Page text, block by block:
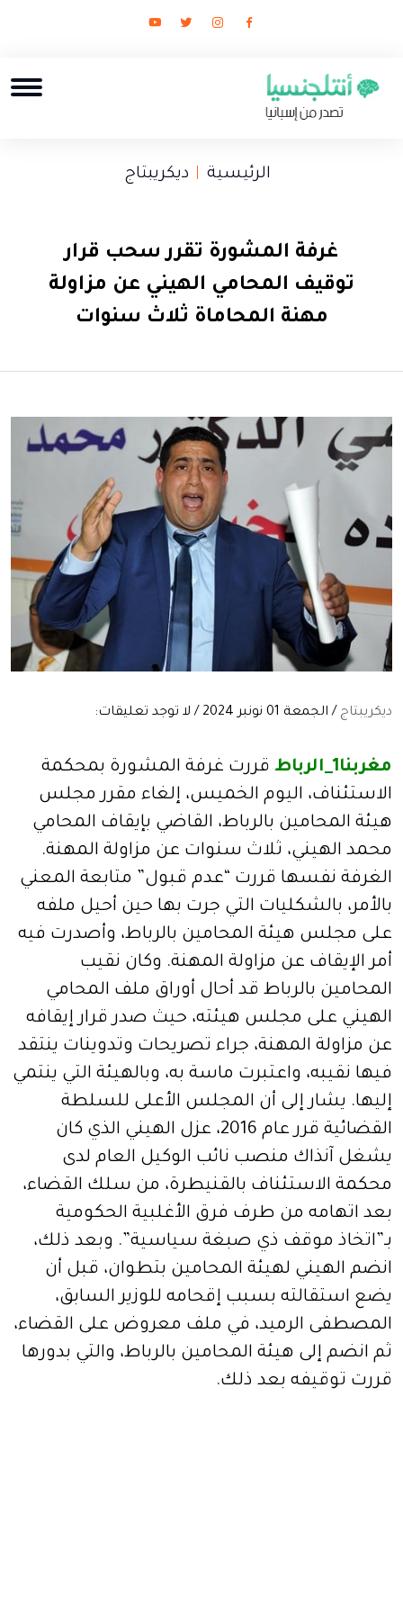
الرئيسية ديكريبتاج
غرفة المشورة تقرر سحب قرار
توقيف المحامي الهيني عن مزاولة
مهنة المحاماة ثلاث سنوات
ديكريبتاج / الجمعة 01 نونبر 2024 / لا توجد تعليقات:
مغربنا1_الرباط
قررت غرفة المشورة بمحكمة
الاستئناف، اليوم الخميس، إلغاء مقرر مجلس
هيئة المحامين بالرباط، القاضي بإيقاف المحامي
محمد الهيني، ثلاث سنوات عن مزاولة المهنة.
الغرفة نفسها قررت “عدم قبول” متابعة المعني
بالأمر، بالشكليات التي جرت بها حين أحيل ملفه
على مجلس هيئة المحامين بالرباط، وأصدرت فيه
أمر الإيقاف عن مزاولة المهنة. وكان نقيب
المحامين بالرباط قد أحال أوراق ملف المحامي
الهيني على مجلس هيئته، حيث صدر قرار إيقافه
عن مزاولة المهنة، جراء تصريحات وتدوينات ينتقد
فيها نقيبه، واعتبرت ماسة به، وبالهيئة التي ينتمي
إليها. يشار إلى أن المجلس الأعلى للسلطة
القضائية قرر عام 2016، عزل الهيني الذي كان
يشغل آنذاك منصب نائب الوكيل العام لدى
محكمة الاستئناف بالقنيطرة، من سلك القضاء،
بعد اتهامه من طرف فرق الأغلبية الحكومية
بـ”اتخاذ موقف ذي صبغة سياسية”. وبعد ذلك،
انضم الهيني لهيئة المحامين بتطوان، قبل أن
يضع استقالته بسبب إقحامه للوزير السابق،
المصطفى الرميد، في ملف معروض على القضاء،
ثم انضم إلى هيئة المحامين بالرباط، والتي بدورها
قررت توقيفه بعد ذلك.